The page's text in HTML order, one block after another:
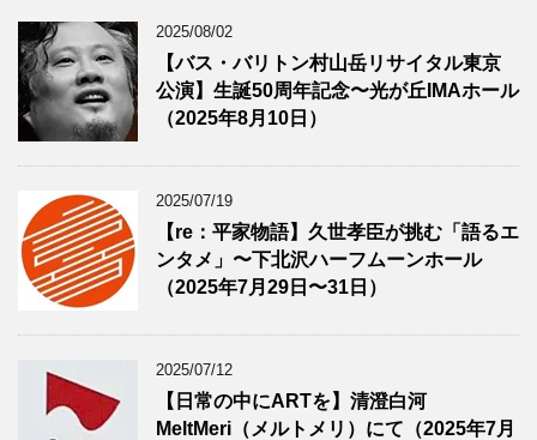
2025/08/02
【バス・バリトン村山岳リサイタル東京
公演】生誕50周年記念〜光が丘IMAホール
（2025年8月10日）
2025/07/19
【re：平家物語】久世孝臣が挑む「語るエ
ンタメ」〜下北沢ハーフムーンホール
（2025年7月29日〜31日）
2025/07/12
【日常の中にARTを】清澄白河
MeltMeri（メルトメリ）にて（2025年7月